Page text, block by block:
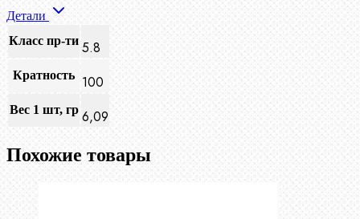
Детали
Класс пр-ти 5.8
Кратность 100
Вес 1 шт, гр 6,09
Похожие товары